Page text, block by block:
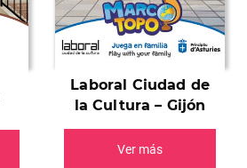
Laboral Ciudad de
la Cultura – Gijón
Ver más